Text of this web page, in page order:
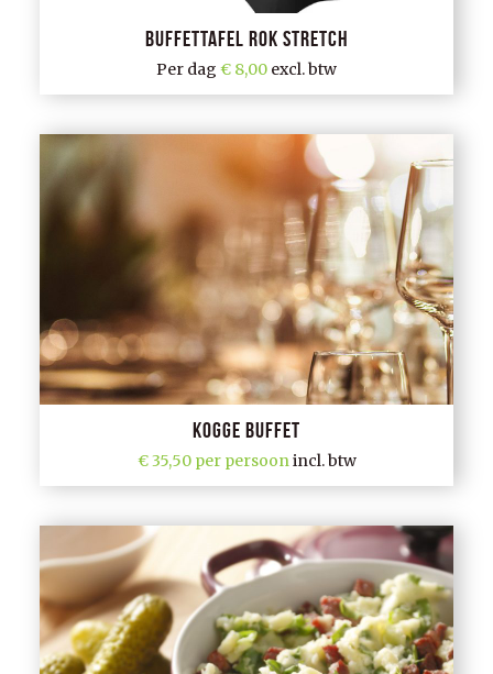
Buffettafel rok stretch
Per dag 8,00 excl. btw
Kogge Buffet
35,50 per persoonincl. btw